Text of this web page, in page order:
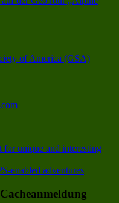
of America (GSA)
for unique and interesting
enabled adventures